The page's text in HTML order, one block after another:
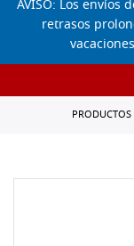
AVISO: Los
retrasos
PRODUCTOS